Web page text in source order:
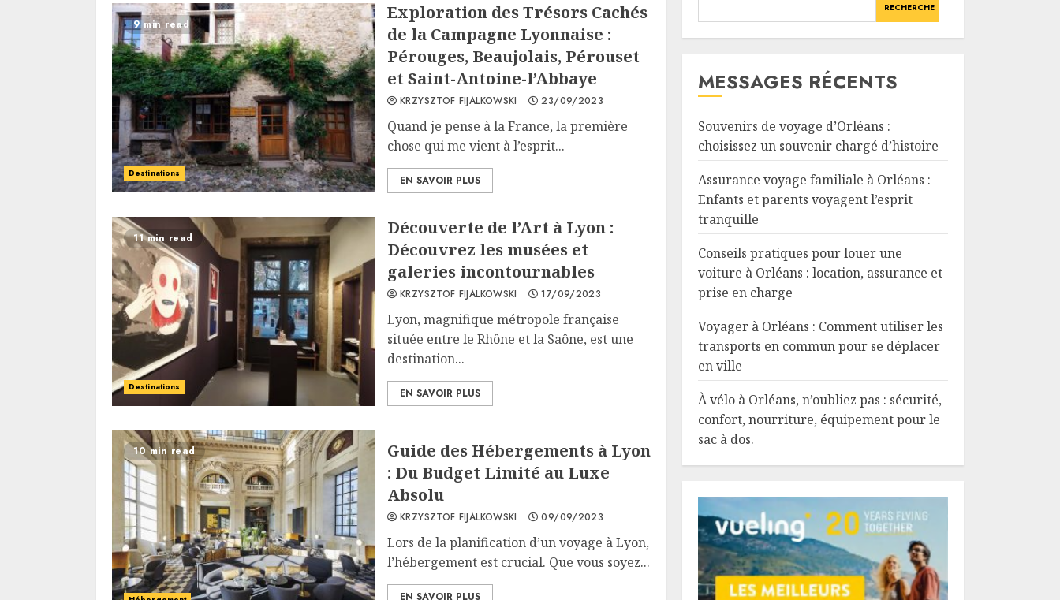
9 min read
Destinations
Exploration des Trésors Cachés
de la Campagne Lyonnaise :
Pérouges, Beaujolais, Pérouset
et Saint-Antoine-l’Abbaye
KRZYSZTOF FIJALKOWSKI 23/09/2023
Quand je pense à la France, la première
chose qui me vient à l’esprit...
EN SAVOIR PLUS
11 min read
Destinations
Découverte de l’Art à Lyon :
Découvrez les musées et
galeries incontournables
KRZYSZTOF FIJALKOWSKI 17/09/2023
Lyon, magnifique métropole française
située entre le Rhône et la Saône, est une
destination...
EN SAVOIR PLUS
10 min read
Guide des Hébergements à Lyon
: Du Budget Limité au Luxe
Absolu
KRZYSZTOF FIJALKOWSKI 09/09/2023
Lors de la planification d’un voyage à Lyon,
l’hébergement est crucial. Que vous soyez...
EN SAVOIR PLUS
RECHERCHE
MESSAGES RÉCENTS
Souvenirs de voyage d’Orléans :
choisissez un souvenir chargé d’histoire
Assurance voyage familiale à Orléans :
Enfants et parents voyagent l’esprit
tranquille
Conseils pratiques pour louer une
voiture à Orléans : location, assurance et
prise en charge
Voyager à Orléans : Comment utiliser les
transports en commun pour se déplacer
en ville
À vélo à Orléans, n’oubliez pas : sécurité,
confort, nourriture, équipement pour le
sac à dos.